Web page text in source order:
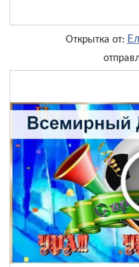
Открытка от: